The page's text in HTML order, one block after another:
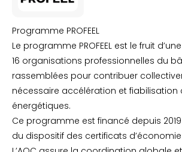
Programme PROFEEL
Le programme PROFEEL est le fruit
16 organisations professionnelles du
rassemblées pour contribuer
nécessaire accélération et fiabilisation
énergétiques.
Ce programme est financé depuis
du dispositif des certificats d’économie